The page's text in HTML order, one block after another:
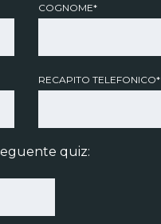
COGNOME*
RECAPITO TELEFONICO*
quiz: